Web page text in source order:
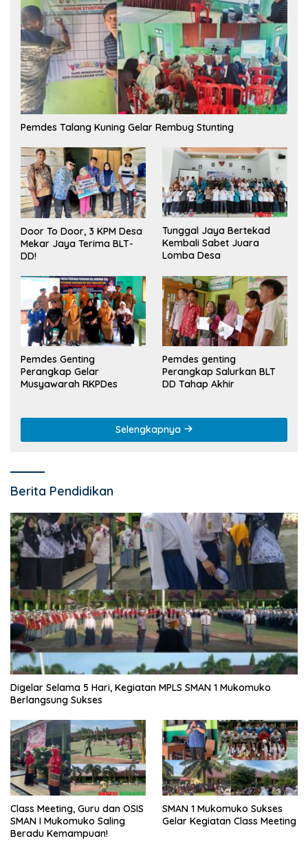
Pemdes Talang Kuning Gelar Rembug Stunting
Door To Door, 3 KPM Desa
Mekar Jaya Terima BLT-
DD!
Tunggal Jaya Bertekad
Kembali Sabet Juara
Lomba Desa
Pemdes Genting
Perangkap Gelar
Musyawarah RKPDes
Pemdes genting
Perangkap Salurkan BLT
DD Tahap Akhir
Selengkapnya
Berita Pendidikan
Digelar Selama 5 Hari, Kegiatan MPLS SMAN 1 Mukomuko
Berlangsung Sukses
Class Meeting, Guru dan OSIS
SMAN I Mukomuko Saling
Beradu Kemampuan!
SMAN 1 Mukomuko Sukses
Gelar Kegiatan Class Meeting